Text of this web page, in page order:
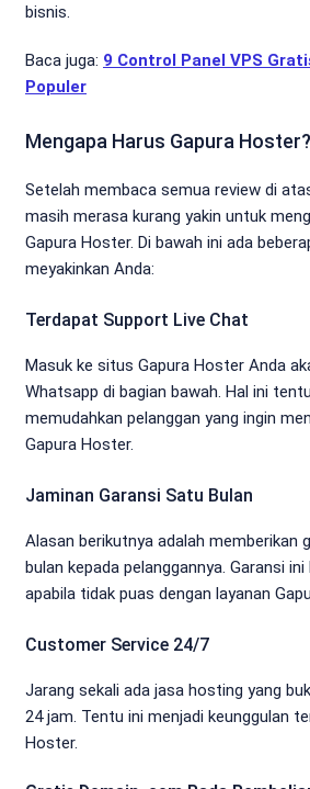
bisnis.
Baca juga: 9 Control Panel VPS
Populer
Mengapa Harus Gapura Hoster?
Setelah membaca semua review di
masih merasa kurang yakin untuk
Gapura Hoster. Di bawah ini ada
meyakinkan Anda:
Terdapat Support Live Chat
Masuk ke situs Gapura Hoster Anda
Whatsapp di bagian bawah. Hal ini
memudahkan pelanggan yang ingin
Gapura Hoster.
Jaminan Garansi Satu Bulan
Alasan berikutnya adalah memberikan
bulan kepada pelanggannya. Garansi
apabila tidak puas dengan layanan
Customer Service 24/7
Jarang sekali ada jasa hosting yang
24 jam. Tentu ini menjadi keunggulan
Hoster.